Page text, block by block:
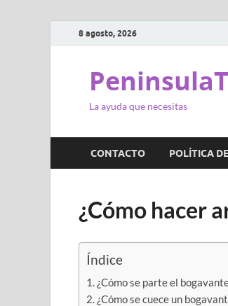
8 agosto, 2026
La ayuda que necesitas
CONTACTO POLÍTICA
¿Cómo hacer
Índice
¿Cómo se parte el
¿Cómo se cuece un